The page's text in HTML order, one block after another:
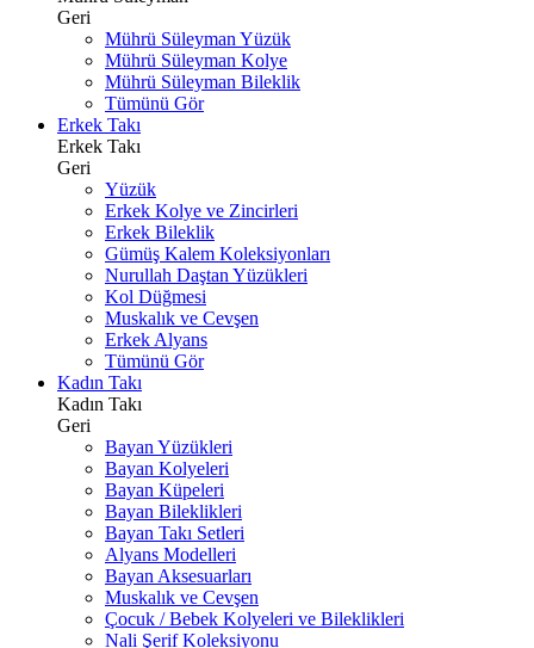
Geri
Mührü Süleyman Yüzük
Mührü Süleyman Kolye
Mührü Süleyman Bileklik
Tümünü Gör
Erkek Takı
Erkek Takı
Geri
Yüzük
Erkek Kolye ve Zincirleri
Erkek Bileklik
Gümüş Kalem Koleksiyonları
Nurullah Daştan Yüzükleri
Kol Düğmesi
Muskalık ve Cevşen
Erkek Alyans
Tümünü Gör
Kadın Takı
Kadın Takı
Geri
Bayan Yüzükleri
Bayan Kolyeleri
Bayan Küpeleri
Bayan Bileklikleri
Bayan Takı Setleri
Alyans Modelleri
Bayan Aksesuarları
Muskalık ve Cevşen
Çocuk / Bebek Kolyeleri ve Bileklikleri
Nali Şerif Koleksiyonu